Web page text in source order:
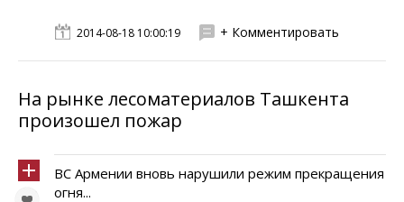
2014-08-18 10:00:19 + Комментировать
На рынке лесоматериалов Ташкента
произошел пожар
ВС Армении вновь нарушили режим прекращения
огня...